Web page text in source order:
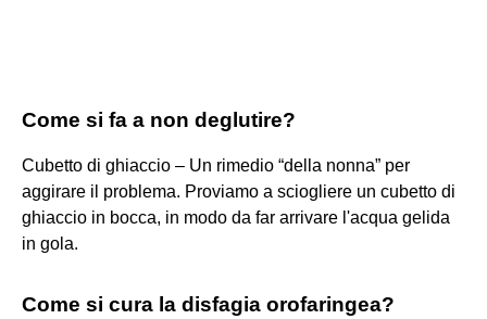
Come si fa a non deglutire?
Cubetto di ghiaccio – Un rimedio “della nonna” per
aggirare il problema. Proviamo a sciogliere un cubetto di
ghiaccio in bocca, in modo da far arrivare l'acqua gelida
in gola.
Come si cura la disfagia orofaringea?